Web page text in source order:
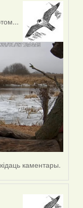
каментары.